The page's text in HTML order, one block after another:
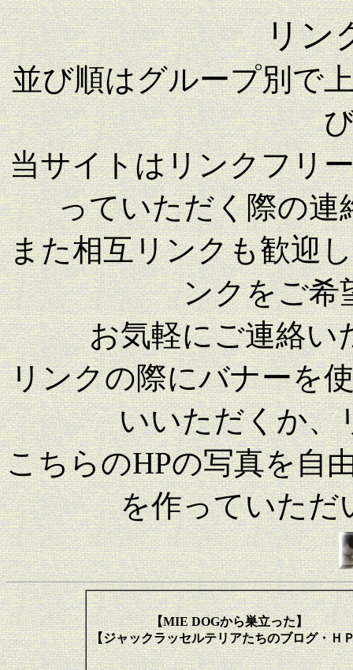
リン
並び順はグループ別で
当サイトはリンクフリ
っていただく際の連
また相互リンクも歓迎
ンクをご希
お気軽にご連絡い
リンクの際にバナーを
いいただくか、
こちらのHPの写真を自
を作っていただ
【MIE DOGから巣立った】
【ジャックラッセルテリアたちのブログ・Ｈ